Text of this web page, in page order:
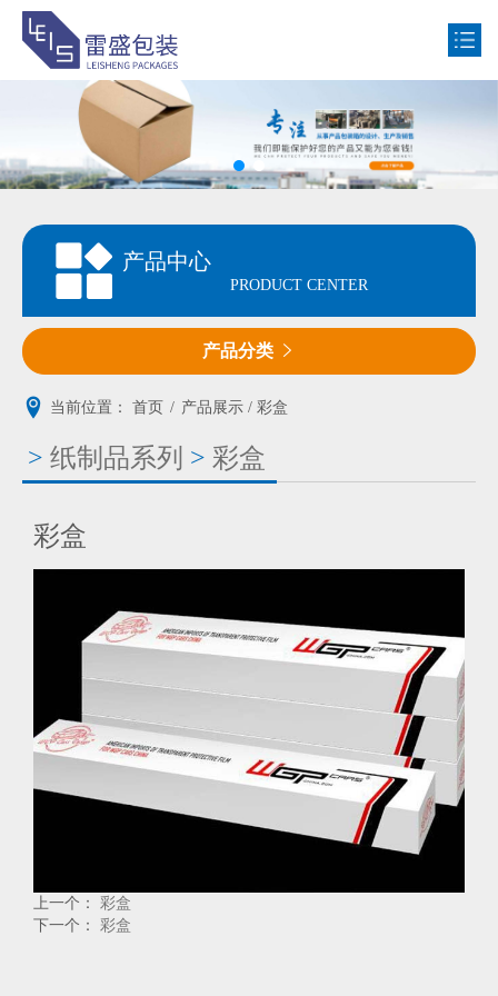
网站首页
公司简介
产品中心
新闻动态
客户案例
产品中心
PRODUCT CENTER
产品分类 
当前位置： 首页 / 产品展示 / 彩盒
> 纸制品系列 > 彩盒
彩盒
上一个： 彩盒
下一个： 彩盒